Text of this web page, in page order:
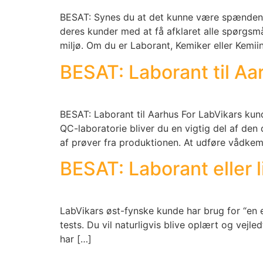
BESAT: Synes du at det kunne være
deres kunder med at få afklaret alle
miljø. Om du er Laborant, Kemiker eller
BESAT: Laborant til
BESAT: Laborant til Aarhus For LabVikars
QC-laboratorie bliver du en vigtig del af
af prøver fra produktionen. At udføre
BESAT: Laborant
LabVikars øst-fynske kunde har brug for
tests. Du vil naturligvis blive oplært og
har […]